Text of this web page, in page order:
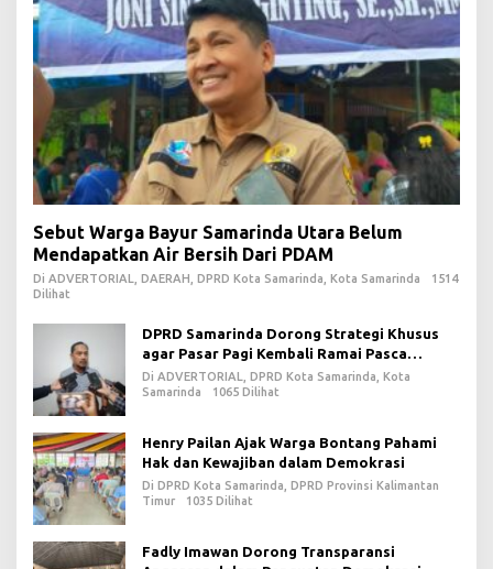
Sebut Warga Bayur Samarinda Utara Belum
Mendapatkan Air Bersih Dari PDAM
Di ADVERTORIAL, DAERAH, DPRD Kota Samarinda, Kota Samarinda
1514
Dilihat
DPRD Samarinda Dorong Strategi Khusus
agar Pasar Pagi Kembali Ramai Pasca
Revitalisasi
Di ADVERTORIAL, DPRD Kota Samarinda, Kota
Samarinda
1065 Dilihat
Henry Pailan Ajak Warga Bontang Pahami
Hak dan Kewajiban dalam Demokrasi
Di DPRD Kota Samarinda, DPRD Provinsi Kalimantan
Timur
1035 Dilihat
Fadly Imawan Dorong Transparansi